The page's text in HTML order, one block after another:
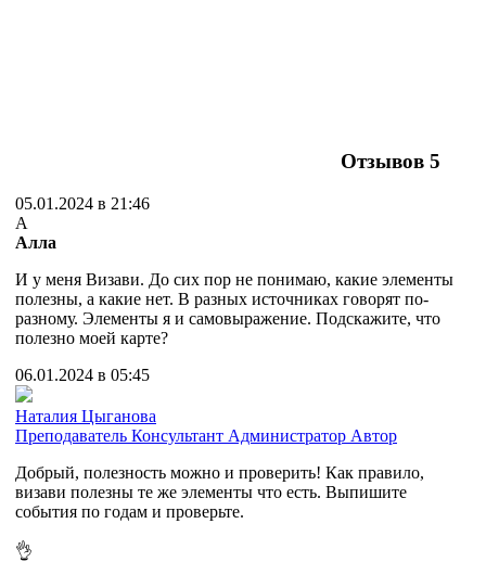
Отзывов 5
05.01.2024 в 21:46
А
Алла
И у меня Визави. До сих пор не понимаю, какие элементы
полезны, а какие нет. В разных источниках говорят по-
разному. Элементы я и самовыражение. Подскажите, что
полезно моей карте?
06.01.2024 в 05:45
Наталия Цыганова
Преподаватель Консультант Администратор Автор
Добрый, полезность можно и проверить! Как правило,
визави полезны те же элементы что есть. Выпишите
события по годам и проверьте.
👌